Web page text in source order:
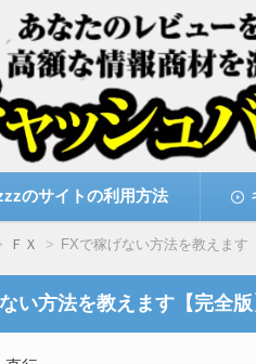
材激安サイト
材をレビューを買い取ることで
のサイトの利用方法
ＦＸ FXで稼げない方法を教えます
い方法を教えます【完全版